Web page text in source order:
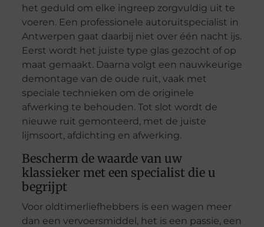
het geduld om elke ingreep zorgvuldig uit te
voeren. Een professionele autoruitspecialist in
Antwerpen gaat daarbij niet over één nacht ijs.
Eerst wordt het juiste type glas gezocht of op
maat gemaakt. Daarna volgt een nauwkeurige
demontage van de oude ruit, vaak met
speciale technieken om de originele
afwerking te behouden. Tot slot wordt de
nieuwe ruit gemonteerd, met de juiste
lijmsoort, afdichting en afwerking.
Bescherm de waarde van uw
klassieker met een specialist die u
begrijpt
Voor oldtimerliefhebbers is een wagen meer
dan een vervoersmiddel, het is een passie, een